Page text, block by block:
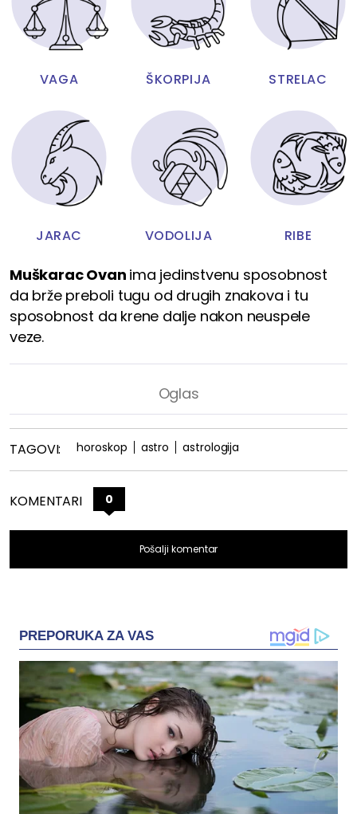
VAGA ŠKORPIJA STRELAC
JARAC VODOLIJA RIBE
Muškarac Ovan ima jedinstvenu sposobnost
da brže preboli tugu od drugih znakova i tu
sposobnost da krene dalje nakon neuspele
veze.
TAGOVI: horoskop astro astrologija
KOMENTARI 0
Pošalji komentar
PREPORUKA ZA VAS